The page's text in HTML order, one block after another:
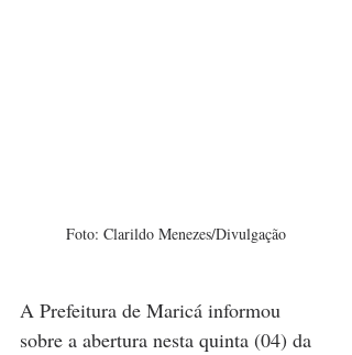
Foto: Clarildo Menezes/Divulgação
A Prefeitura de Maricá informou
sobre a abertura nesta quinta (04) da